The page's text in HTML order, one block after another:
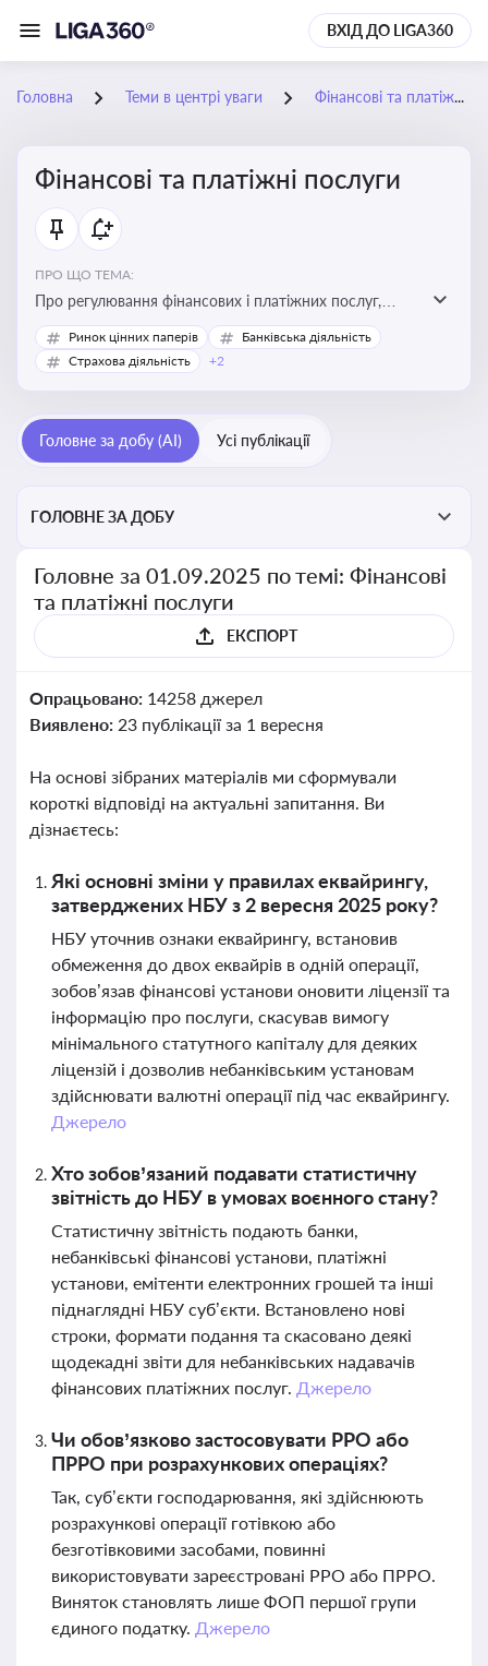
ВХІД ДО LIGA360
Головна Теми в центрі уваги Фінансові та платіжні послуги
Фінансові та платіжні послуги
ПРО ЩО ТЕМА:
Про регулювання фінансових і платіжних послуг,
управління коштами, приймання платежів та
дотримання ліцензійних вимог
Ринок цінних паперів
Банківська діяльність
Страхова діяльність
+2
Головне за добу (AI) Усі публікації
ГОЛОВНЕ ЗА ДОБУ
Головне за 01.09.2025 по темі: Фінансові
та платіжні послуги
ЕКСПОРТ
Опрацьовано: 14258 джерел
Виявлено: 23 публікації за 1 вересня
На основі зібраних матеріалів ми сформували
короткі відповіді на актуальні запитання. Ви
дізнаєтесь:
Які основні зміни у правилах еквайрингу,
затверджених НБУ з 2 вересня 2025 року?
НБУ уточнив ознаки еквайрингу, встановив
обмеження до двох еквайрів в одній операції,
зобов’язав фінансові установи оновити ліцензії та
інформацію про послуги, скасував вимогу
мінімального статутного капіталу для деяких
ліцензій і дозволив небанківським установам
здійснювати валютні операції під час еквайрингу.
Джерело
Хто зобов’язаний подавати статистичну
звітність до НБУ в умовах воєнного стану?
Статистичну звітність подають банки,
небанківські фінансові установи, платіжні
установи, емітенти електронних грошей та інші
піднаглядні НБУ суб’єкти. Встановлено нові
строки, формати подання та скасовано деякі
щодекадні звіти для небанківських надавачів
фінансових платіжних послуг. Джерело
Чи обов’язково застосовувати РРО або
ПРРО при розрахункових операціях?
Так, суб’єкти господарювання, які здійснюють
розрахункові операції готівкою або
безготівковими засобами, повинні
використовувати зареєстровані РРО або ПРРО.
Виняток становлять лише ФОП першої групи
єдиного податку. Джерело